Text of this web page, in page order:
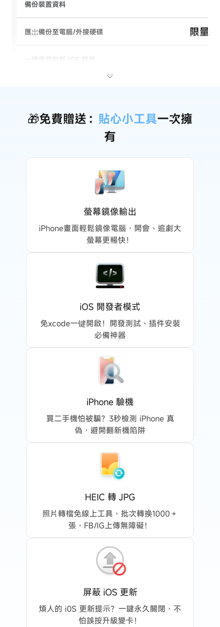
備份裝置資料
匯岀備份至電腦/外接硬碟
一鍵還原到新 iOS 裝置
資料管理：影片、書籤、電子書、博客
檔案管理 (PDF/ZiP/Word...)
Apple Music 轉 MP3/FLAC
iPhone/iPad ↔ iTunes 媒體傳輸
啟用 iOS 開發者模式
iPhone 螢幕鏡像輸出
iPhone/iPad 空間優化清理
屏蔽 iOS 更新
修復 iTunes 同步問題
限量
限量
🎁免費贈送： 貼心小工具一次擁
有
螢幕鏡像輸出
iPhone畫面輕鬆鏡像電腦，開會、追劇大
螢幕更暢快！
iOS 開發者模式
免xcode一键開啟！開發測試、插件安裝
必備神器
iPhone 驗機
買二手機怕被騙？3秒檢測 iPhone 真
偽，避開翻新機陷阱
HEIC 轉 JPG
照片轉檔免線上工具，批次轉換1000＋
張，FB/IG上傳無障礙！
屏蔽 iOS 更新
煩人的 i0S 更新提示？一鍵永久關閉，不
怕誤按升級變卡！